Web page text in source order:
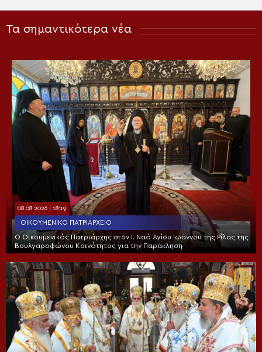
Τα σημαντικότερα νέα
08.08.2026 | 18:19
ΟΙΚΟΥΜΕΝΙΚΌ ΠΑΤΡΙΑΡΧΕΊΟ
Ο Οικουμενικός Πατριάρχης στον I. Ναό Αγίου Ιωάννου της Ρίλας της
Βουλγαροφώνου Κοινότητος για την Παράκληση